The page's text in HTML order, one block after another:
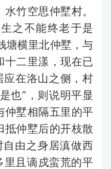
竹空思仲墅村。
之不能终老于是
塘横里北仲墅，与
十二里漾，现在已
应在洛山之侧，村
也”，则说明平显
仲墅相隔五里的平
抵仲墅后的开枝散
由之身居滇做西
且谪戍蛮荒的平